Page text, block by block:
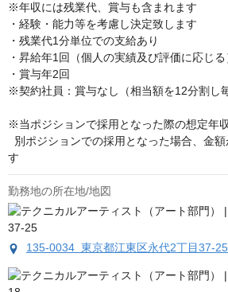
※年収には残業代、賞与も含まれます
・経験・能力等を考慮し決定致します
・残業代1分単位での支給あり
・昇給年1回（個人の実績及び評価に応じる
・賞与年2回
※契約社員：賞与なし（相当額を12分割し
※当ポジションで採用となった際の想定年
す
勤務地の所在地/地図
135-0034 東京都江東区永代2丁目37-25